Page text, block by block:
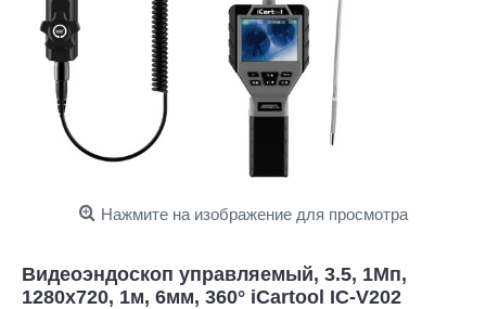
Нажмите на изображение для просмотра
Видеоэндоскоп управляемый, 3.5, 1Мп,
1280x720, 1м, 6мм, 360° iCartool IC-V202